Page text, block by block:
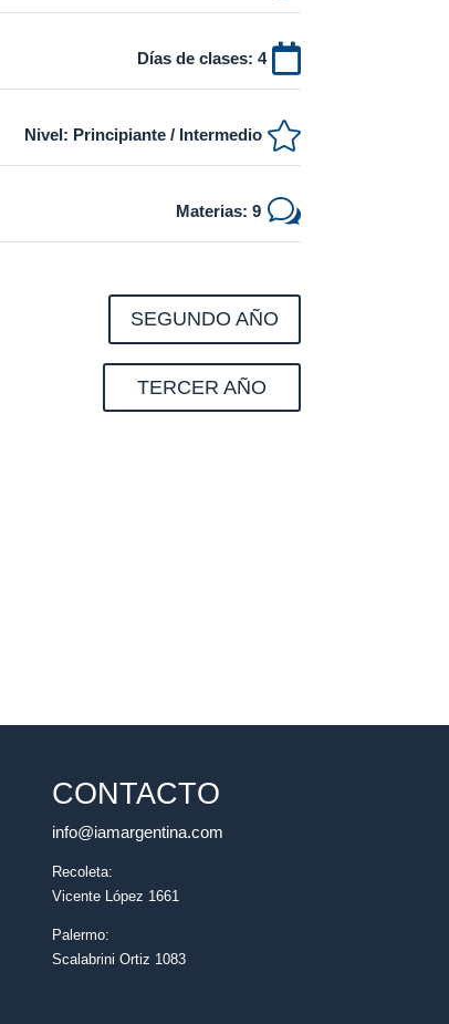

Días de clases: 4

Nivel: Principiante / Intermedio
w
Materias: 9
SEGUNDO AÑO
TERCER AÑO
CONTACTO
info@iamargentina.com
Recoleta:
Vicente López 1661
Palermo:
Scalabrini Ortiz 1083